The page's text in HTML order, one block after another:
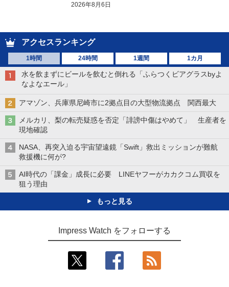
2026年8月6日
アクセスランキング
1時間 24時間 1週間 1カ月
水を飲まずにビールを飲むと倒れる「ふらつくビアグラスbyよ
なよなエール」
アマゾン、兵庫県尼崎市に2拠点目の大型物流拠点 関西最大
メルカリ、梨の転売疑惑を否定「誹謗中傷はやめて」 生産者を
現地確認
NASA、再突入迫る宇宙望遠鏡「Swift」救出ミッションが難航
救援機に何が?
AI時代の「課金」成長に必要 LINEヤフーがカカクコム買収を
狙う理由
もっと見る
Impress Watch をフォローする